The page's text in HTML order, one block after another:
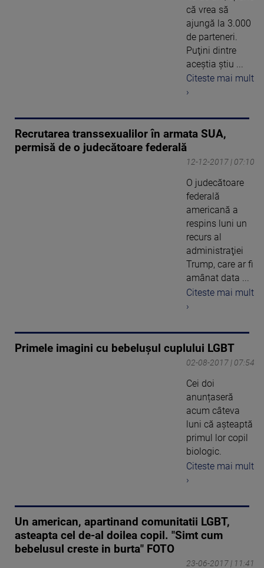
că vrea să
ajungă la 3.000
de parteneri.
Puţini dintre
aceştia ştiu ...
Citeste mai mult
›
Recrutarea transsexualilor în armata SUA,
permisă de o judecătoare federală
12-12-2017 | 07:10
O judecătoare
federală
americană a
respins luni un
recurs al
administraţiei
Trump, care ar fi
amânat data ...
Citeste mai mult
›
Primele imagini cu bebelușul cuplului LGBT
02-08-2017 | 07:54
Cei doi
anunțaseră
acum câteva
luni că așteaptă
primul lor copil
biologic.
Citeste mai mult
›
Un american, apartinand comunitatii LGBT,
asteapta cel de-al doilea copil. "Simt cum
bebelusul creste in burta" FOTO
23-06-2017 | 11:41